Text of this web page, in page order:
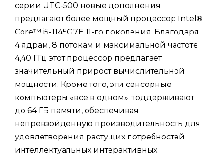
серии UTC-500 новые дополнения
предлагают более мощный процессор Intel®
Core™ i5-1145G7E 11-го поколения. Благодаря
4 ядрам, 8 потокам и максимальной частоте
4,40 ГГц этот процессор предлагает
значительный прирост вычислительной
мощности. Кроме того, эти сенсорные
компьютеры «все в одном» поддерживают
до 64 ГБ памяти, обеспечивая
непревзойденную производительность для
удовлетворения растущих потребностей
интеллектуальных интерактивных